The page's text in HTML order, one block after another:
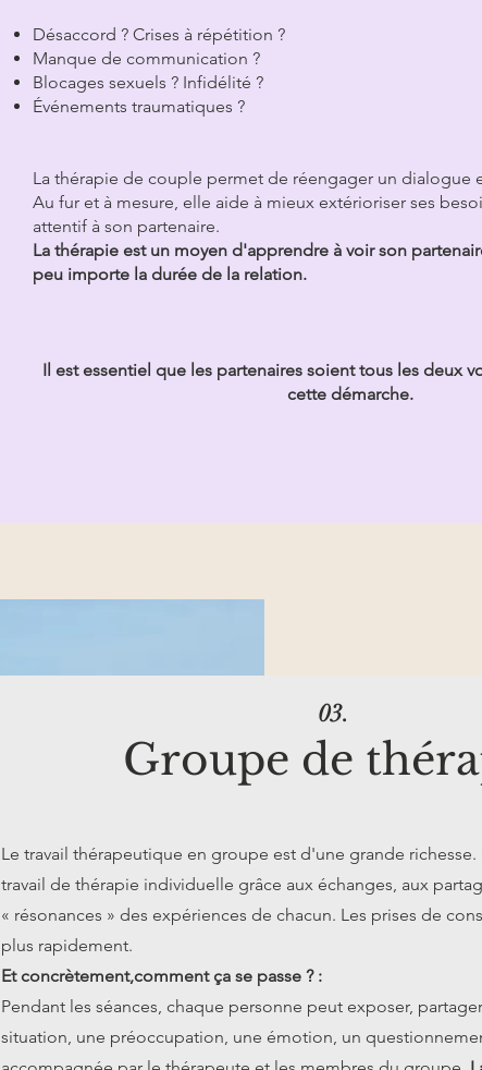
Désaccord ? Crises à répétition ?
Manque de communication ?
Blocages sexuels ? Infidélité ?
Événements traumatiques ?
La thérapie de couple permet de réengager un dialogue
Au fur et à mesure, elle aide à mieux extérioriser ses
attentif à son partenaire.
La thérapie est un moyen d'apprendre à voir son
peu importe la durée de la relation.
Il est essentiel que les partenaires soient tous les deux
cette démarche.
03.
Groupe de
Le travail thérapeutique en groupe est d'une grande
travail de thérapie individuelle grâce aux échanges, aux
« résonances » des expériences de chacun. Les prises de
plus rapidement.
Et concrètement,comment ça se passe ? :
Pendant les séances, chaque personne peut exposer,
situation, une préoccupation, une émotion, un